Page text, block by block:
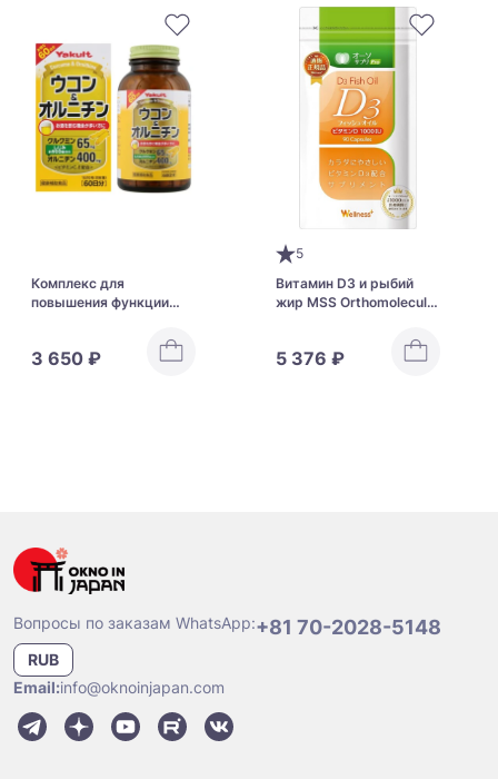
Комплекс для
повышения функции
3 650 ₽
5
Витамин D3 и рыбий
жир MSS Orthomolecular
5 376 ₽
Вопросы по заказам WhatsApp:+81 70-2028-5148
RUB
Email:info@oknoinjapan.com